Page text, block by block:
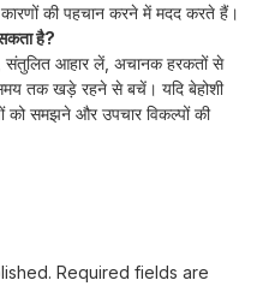
कारणों की पहचान करने में मदद करते हैं।
है?
संतुलित आहार लें, अचानक हरकतों से
तक खड़े रहने से बचें। यदि बेहोशी
को समझने और उपचार विकल्पों की
Required fields are